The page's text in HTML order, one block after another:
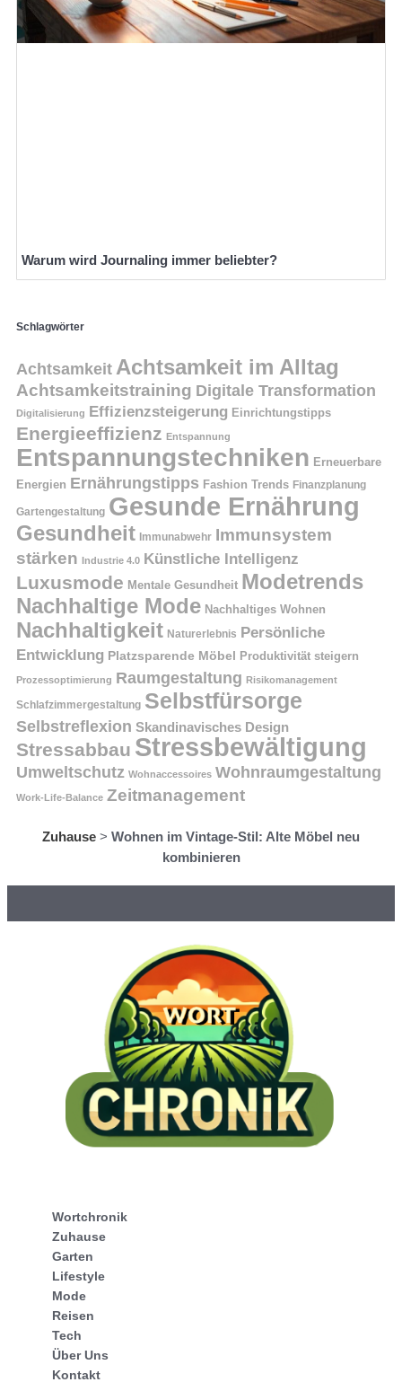
Warum wird Journaling immer beliebter?
Schlagwörter
Achtsamkeit Achtsamkeit im Alltag
Achtsamkeitstraining Digitale Transformation
Digitalisierung Effizienzsteigerung Einrichtungstipps
Energieeffizienz Entspannung
Entspannungstechniken Erneuerbare
Energien Ernährungstipps Fashion Trends Finanzplanung
Gartengestaltung Gesunde Ernährung
Gesundheit Immunabwehr Immunsystem
stärken Industrie 4.0 Künstliche Intelligenz
Luxusmode Mentale Gesundheit Modetrends
Nachhaltige Mode Nachhaltiges Wohnen
Nachhaltigkeit Naturerlebnis Persönliche
Entwicklung Platzsparende Möbel Produktivität steigern
Prozessoptimierung Raumgestaltung Risikomanagement
Schlafzimmergestaltung Selbstfürsorge
Selbstreflexion Skandinavisches Design
Stressabbau Stressbewältigung
Umweltschutz Wohnaccessoires Wohnraumgestaltung
Work-Life-Balance Zeitmanagement
Zuhause > Wohnen im Vintage-Stil: Alte Möbel neu
kombinieren
Wortchronik
Zuhause
Garten
Lifestyle
Mode
Reisen
Tech
Über Uns
Kontakt